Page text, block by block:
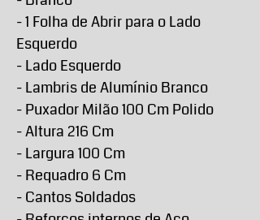
- 1 Folha de Abrir para o Lado
Esquerdo
- Lado Esquerdo
- Lambris de Alumínio Branco
- Puxador Milão 100 Cm Polido
- Altura 216 Cm
- Largura 100 Cm
- Requadro 6 Cm
- Cantos Soldados